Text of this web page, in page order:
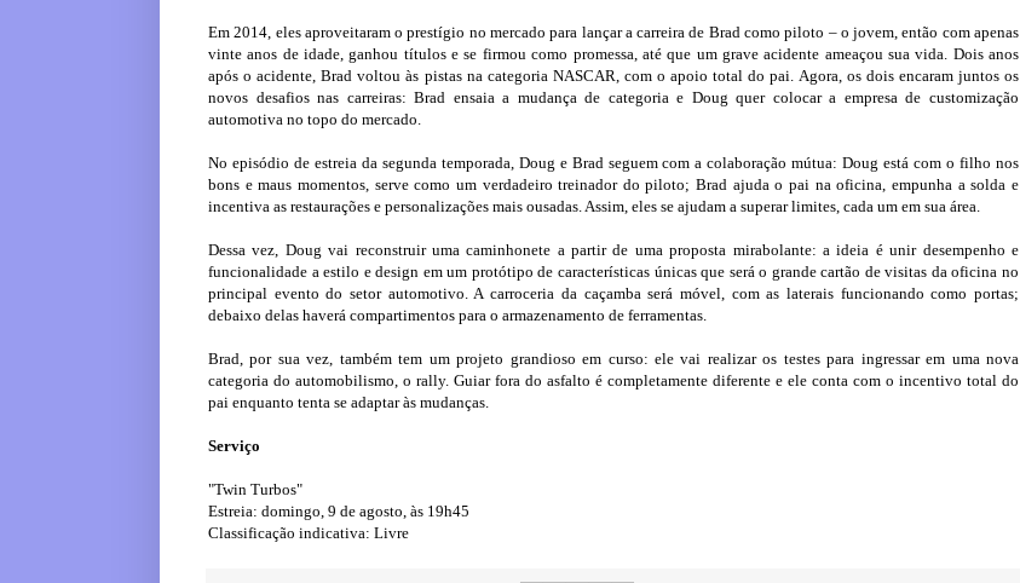
Em 2014, eles aproveitaram o prestígio no mercado para lançar a carreira de Brad como piloto – o jovem, então com apenas
vinte anos de idade, ganhou títulos e se firmou como promessa, até que um grave acidente ameaçou sua vida. Dois anos
após o acidente, Brad voltou às pistas na categoria NASCAR, com o apoio total do pai. Agora, os dois encaram juntos os
novos desafios nas carreiras: Brad ensaia a mudança de categoria e Doug quer colocar a empresa de customização
automotiva no topo do mercado.
No episódio de estreia da segunda temporada, Doug e Brad seguem com a colaboração mútua: Doug está com o filho nos
bons e maus momentos, serve como um verdadeiro treinador do piloto; Brad ajuda o pai na oficina, empunha a solda e
incentiva as restaurações e personalizações mais ousadas. Assim, eles se ajudam a superar limites, cada um em sua área.
Dessa vez, Doug vai reconstruir uma caminhonete a partir de uma proposta mirabolante: a ideia é unir desempenho e
funcionalidade a estilo e design em um protótipo de características únicas que será o grande cartão de visitas da oficina no
principal evento do setor automotivo. A carroceria da caçamba será móvel, com as laterais funcionando como portas;
debaixo delas haverá compartimentos para o armazenamento de ferramentas.
Brad, por sua vez, também tem um projeto grandioso em curso: ele vai realizar os testes para ingressar em uma nova
categoria do automobilismo, o rally. Guiar fora do asfalto é completamente diferente e ele conta com o incentivo total do
pai enquanto tenta se adaptar às mudanças.
Serviço
"Twin Turbos"
Estreia: domingo, 9 de agosto, às 19h45
Classificação indicativa: Livre